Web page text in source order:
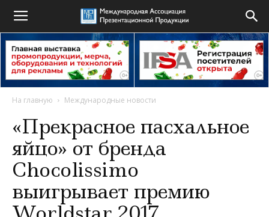
На главную Международные новости
«Прекрасное пасхальное
яйцо» от бренда
Chocolissimo
выигрывает премию